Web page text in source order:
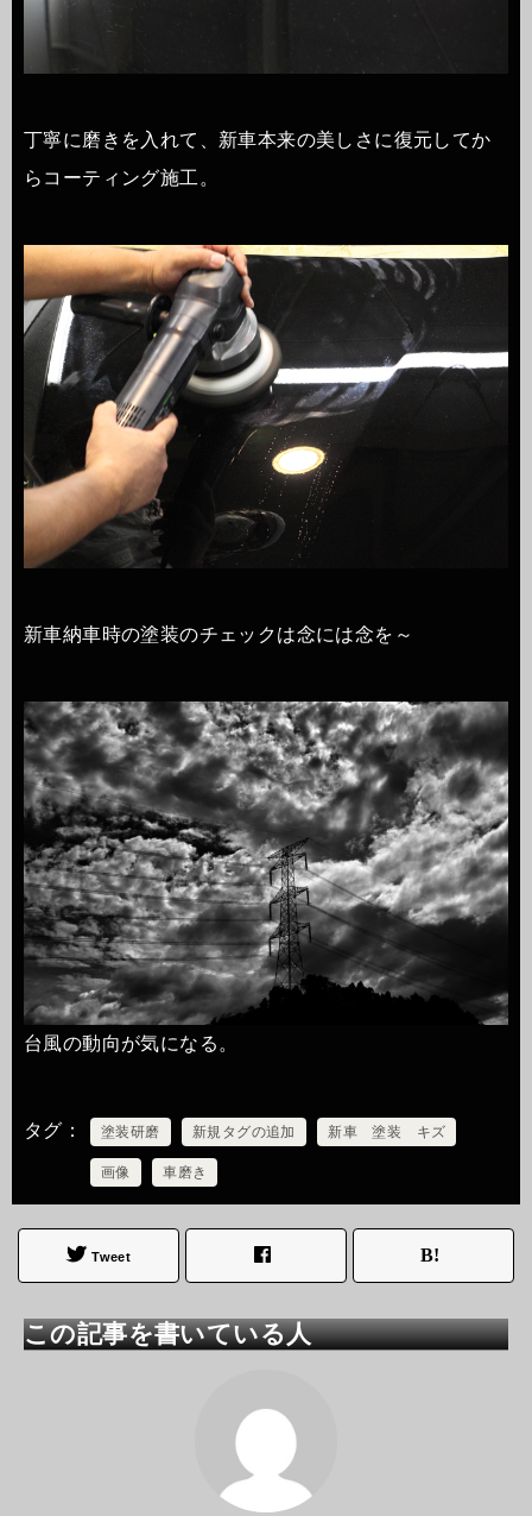
丁寧に磨きを入れて、新車本来の美しさに復元してか
らコーティング施工。
新車納車時の塗装のチェックは念には念を～
台風の動向が気になる。
タグ 塗装研磨 新規タグの追加 新車 塗装 キズ
画像 車磨き
Tweet
この記事を書いている人